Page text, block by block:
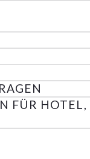
FÜR HOTEL,